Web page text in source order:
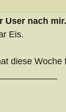
User nach
Eis.
diese